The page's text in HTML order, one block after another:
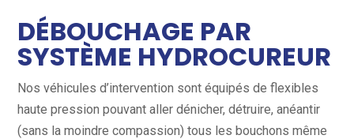
DÉBOUCHAGE PAR
SYSTÈME HYDROCUREUR
Nos véhicules d’intervention sont équipés de flexibles
haute pression pouvant aller dénicher, détruire, anéantir
(sans la moindre compassion) tous les bouchons même